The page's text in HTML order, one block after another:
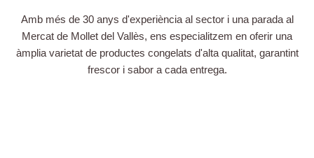
Amb més de 30 anys d'experiència al sector i una parada al
Mercat de Mollet del Vallès, ens especialitzem en oferir una
àmplia varietat de productes congelats d'alta qualitat, garantint
frescor i sabor a cada entrega.